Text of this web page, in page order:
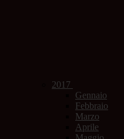
2017
Gennaio
Febbraio
Marzo
Aprile